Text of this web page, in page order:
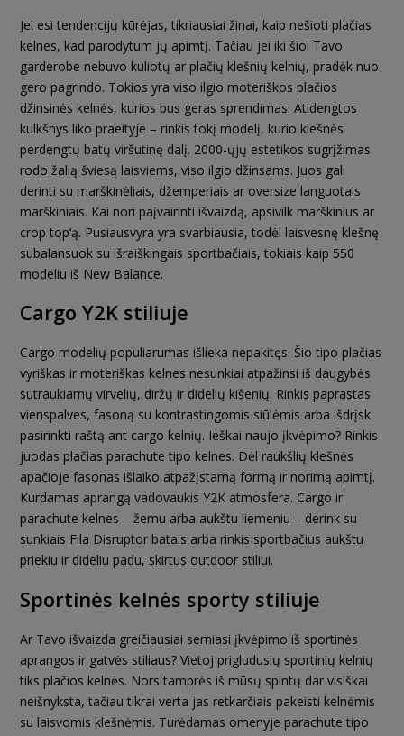
Jei esi tendencijų kūrėjas, tikriausiai žinai, kaip nešioti plačias
kelnes, kad parodytum jų apimtį. Tačiau jei iki šiol Tavo
garderobe nebuvo kuliotų ar plačių klešnių kelnių, pradėk nuo
gero pagrindo. Tokios yra viso ilgio moteriškos plačios
džinsinės kelnės, kurios bus geras sprendimas. Atidengtos
kulkšnys liko praeityje – rinkis tokį modelį, kurio klešnės
perdengtų batų viršutinę dalį. 2000-ųjų estetikos sugrįžimas
rodo žalią šviesą laisviems, viso ilgio džinsams. Juos gali
derinti su marškinėliais, džemperiais ar oversize languotais
marškiniais. Kai nori paįvairinti išvaizdą, apsivilk marškinius ar
crop top‘ą. Pusiausvyra yra svarbiausia, todėl laisvesnę klešnę
subalansuok su išraiškingais sportbačiais, tokiais kaip 550
modeliu iš New Balance.
Cargo Y2K stiliuje
Cargo modelių populiarumas išlieka nepakitęs. Šio tipo plačias
vyriškas ir moteriškas kelnes nesunkiai atpažinsi iš daugybės
sutraukiamų virvelių, diržų ir didelių kišenių. Rinkis paprastas
vienspalves, fasoną su kontrastingomis siūlėmis arba išdrįsk
pasirinkti raštą ant cargo kelnių. Ieškai naujo įkvėpimo? Rinkis
juodas plačias parachute tipo kelnes. Dėl raukšlių klešnės
apačioje fasonas išlaiko atpažįstamą formą ir norimą apimtį.
Kurdamas aprangą vadovaukis Y2K atmosfera. Cargo ir
parachute kelnes – žemu arba aukštu liemeniu – derink su
sunkiais Fila Disruptor batais arba rinkis sportbačius aukštu
priekiu ir dideliu padu, skirtus outdoor stiliui.
Sportinės kelnės sporty stiliuje
Ar Tavo išvaizda greičiausiai semiasi įkvėpimo iš sportinės
aprangos ir gatvės stiliaus? Vietoj prigludusių sportinių kelnių
tiks plačios kelnės. Nors tamprės iš mūsų spintų dar visiškai
neišnyksta, tačiau tikrai verta jas retkarčiais pakeisti kelnėmis
su laisvomis klešnėmis. Turėdamas omenyje parachute tipo